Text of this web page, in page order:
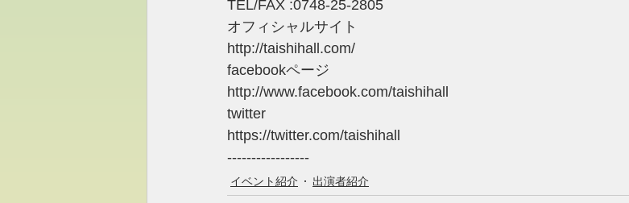
TEL/FAX :0748-25-2805
オフィシャルサイト
http://taishihall.com/
facebookページ
http://www.facebook.com/taishihall
twitter
https://twitter.com/taishihall
-----------------
イベント紹介 出演者紹介